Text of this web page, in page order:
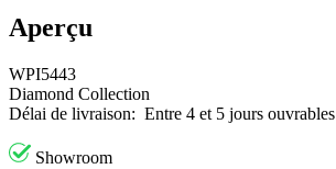
Aperçu
WPI5443
Diamond Collection
Délai de livraison: Entre 4 et 5 jours ouvrables
Showroom